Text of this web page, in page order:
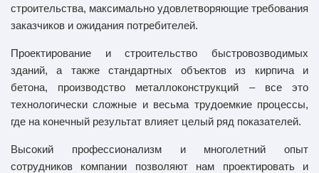
строительства, максимально удовлетворяющие требования
заказчиков и ожидания потребителей.
Проектирование и строительство быстровозводимых
зданий, а также стандартных объектов из кирпича и
бетона, производство металлоконструкций – все это
технологически сложные и весьма трудоемкие процессы,
где на конечный результат влияет целый ряд показателей.
Высокий профессионализм и многолетний опыт
сотрудников компании позволяют нам проектировать и